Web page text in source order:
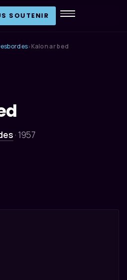
SOUTENIR
›Kalon ar bed
· 1957